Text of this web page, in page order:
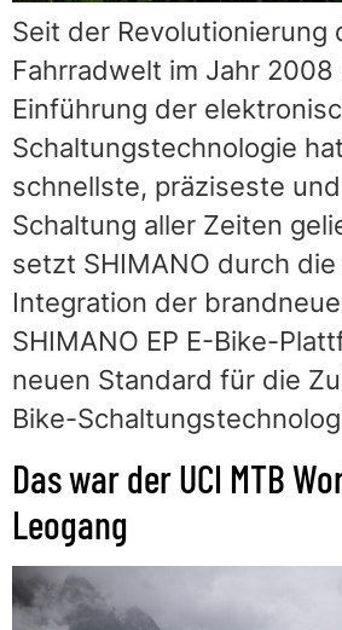
Seit der Revolutionierung
Fahrradwelt im Jahr
Einführung der
Schaltungstechnologie
schnellste, präziseste
Schaltung aller Zeiten
setzt SHIMANO durch
Integration der
SHIMANO EP E-Bike-
neuen Standard für die
Bike-
Das war der UCI MTB
Leogang